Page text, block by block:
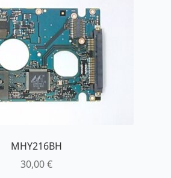
MHY216BH
30,00€